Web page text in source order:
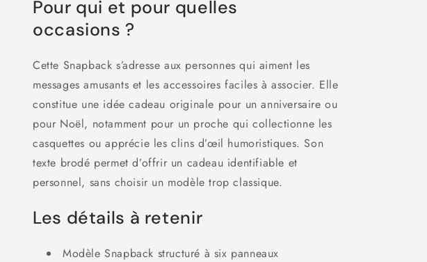
Pour qui et pour quelles
occasions ?
Cette Snapback s’adresse aux personnes qui aiment les
messages amusants et les accessoires faciles à associer. Elle
constitue une idée cadeau originale pour un anniversaire ou
pour Noël, notamment pour un proche qui collectionne les
casquettes ou apprécie les clins d’œil humoristiques. Son
texte brodé permet d’offrir un cadeau identifiable et
personnel, sans choisir un modèle trop classique.
Les détails à retenir
Modèle Snapback structuré à six panneaux